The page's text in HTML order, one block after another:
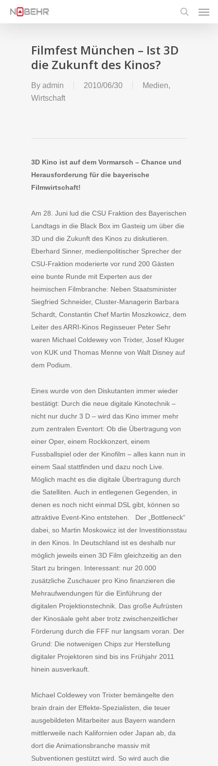
search
Filmfest München – Ist 3D
die Zukunft des Kinos?
By admin 2010/06/30 Medien,
Wirtschaft
3D Kino ist auf dem Vormarsch – Chance und
Herausforderung für die bayerische
Filmwirtschaft!
Am 28. Juni lud die CSU Fraktion des Bayerischen
Landtags in die Black Box im Gasteig um über die
3D und die Zukunft des Kinos zu diskutieren.
Eberhard Sinner, medienpolitischer Sprecher der
CSU-Fraktion moderierte vor rund 200 Gästen
eine bunte Runde mit Experten aus der
heimischen Filmbranche: Neben Staatsminister
Siegfried Schneider, Cluster-Managerin Barbara
Schardt, Constantin Chef Martin Moszkowicz, dem
Leiter des ARRI-Kinos Regisseuer Peter Sehr
waren Michael Coldewey von Trixter, Josef Kluger
von KUK und Thomas Menne von Walt Disney auf
dem Podium.
Eines wurde von den Diskutanten immer wieder
bestätigt: Durch die neue digitale Kinotechnik –
nicht nur duchr 3 D – wird das Kino immer mehr
zum zentralen Eventort: Ob die Übertragung von
einer Oper, einem Rockkonzert, einem
Fussballspiel oder der Kinofilm – alles kann nun in
einem Saal stattfinden und dazu noch Live.
Möglich macht es die digitale Übertragung durch
die Satelliten. Auch in entlegenen Gegenden, in
denen es noch nicht einmal DSL gibt, können so
attraktive Event-Kino entstehen. Der „Bottleneck“
dabei, so Martin Moskowicz ist der Investitionsstau
in den Kinos. In Deutschland ist es deshalb nur
möglich jeweils einen 3D Film gleichzeitig an den
Start zu bringen. Interessant: nur 20.000
zusätzliche Zuschauer pro Kino finanzieren die
Mehraufwendungen für die Einführung der
digitalen Projektionstechnik. Das große Aufrüsten
der Kinosäale geht aber trotz zwischenzeitlicher
Förderung durch die FFF nur langsam voran. Der
Grund: Die notwenigen Chips zur Herstellung
digitaler Projektoren sind bis ins Frühjahr 2011
hinein ausverkauft.
Michael Coldewey von Trixter bemängelte den
brain drain der Effekte-Spezialisten, die teuer
ausgebildeten Mitarbeiter aus Bayern wandern
mittlerweile nach Kalifornien oder Japan ab, da
dort die Animationsbranche massiv mit
Subventionen gestützt wird. So wird auch die